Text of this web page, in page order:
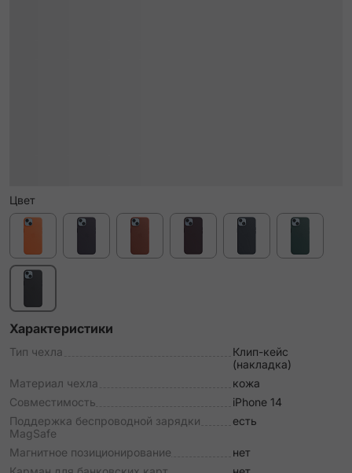
Цвет
Характеристики
Тип чехла
Клип-кейс
(накладка)
Материал чехла
кожа
Совместимость
iPhone 14
Поддержка беспроводной зарядки
MagSafe
есть
Магнитное позиционирование
нет